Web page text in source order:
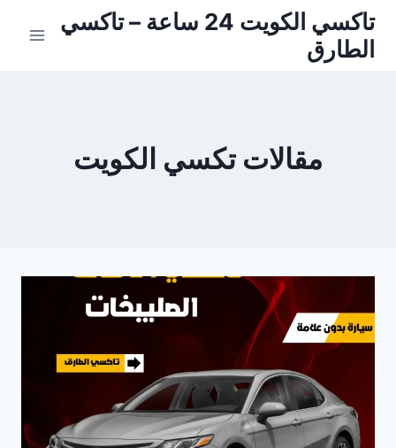
التجاوز
المحتوى
تاكسي الكويت 24 ساعة – تاكسي
الطارق
مقالات تكسي الكويت